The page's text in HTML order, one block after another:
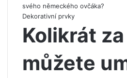
svého německého ovčáka?
Dekorativní prvky
Kolikrát
můžete